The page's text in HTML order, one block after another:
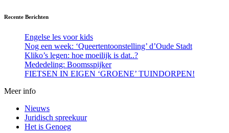
Recente Berichten
Engelse les voor kids
Nog een week: ‘Queertentoonstelling’ d’Oude Stadt
Kliko’s legen: hoe moeilijk is dat..?
Mededeling: Boomsspijker
FIETSEN IN EIGEN ‘GROENE’ TUINDORPEN!
Meer info
Nieuws
Juridisch spreekuur
Het is Genoeg